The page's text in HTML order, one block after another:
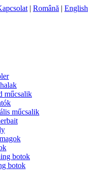
| Română | English
műcsalik
műcsalik
botok
botok